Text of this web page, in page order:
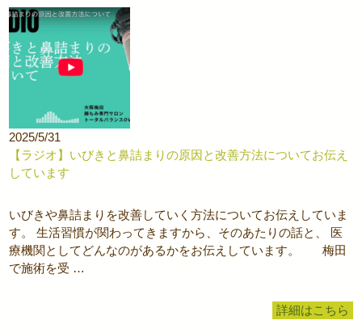
2025/5/31
【ラジオ】いびきと鼻詰まりの原因と改善方法についてお伝え
しています
いびきや鼻詰まりを改善していく方法についてお伝えしていま
す。 生活習慣が関わってきますから、そのあたりの話と、 医
療機関としてどんなのがあるかをお伝えしています。 梅田
で施術を受 …
詳細はこちら